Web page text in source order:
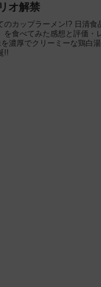
オ解禁
のカップラーメン!? 日清
を食べてみた感想と評価・
を濃厚でクリーミーな鶏白
!!